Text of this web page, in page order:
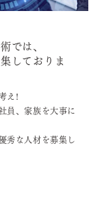
では、
しておりま
え!
員、家族を大事に
秀な人材を募集し